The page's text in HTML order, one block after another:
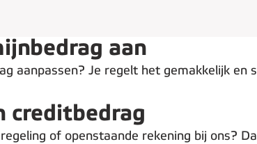
aan
aanpassen? Je regelt het gemakkelijk en
creditbedrag
of openstaande rekening bij ons?